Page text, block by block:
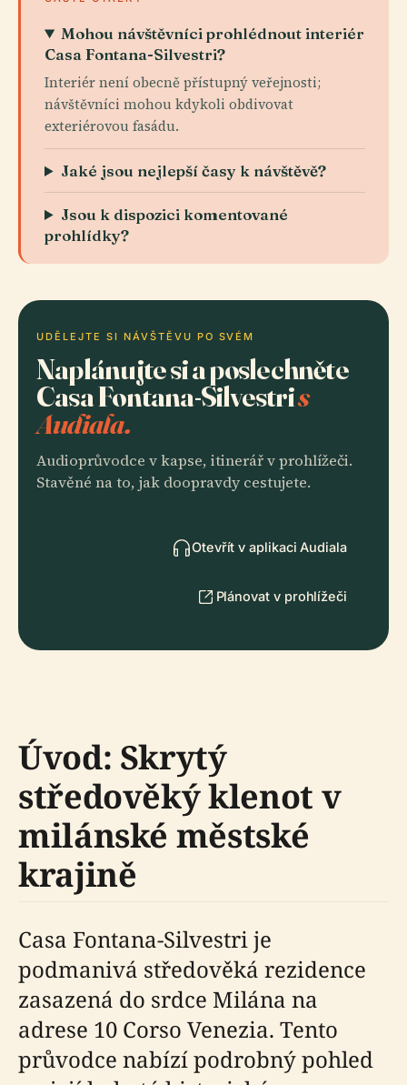
Mohou návštěvníci prohlédnout interiér
Casa Fontana-Silvestri?
Interiér není obecně přístupný veřejnosti;
návštěvníci mohou kdykoli obdivovat
exteriérovou fasádu.
Jaké jsou nejlepší časy k návštěvě?
Jsou k dispozici komentované
prohlídky?
UDĚLEJTE SI NÁVŠTĚVU PO SVÉM
Naplánujte si a poslechněte
Casa Fontana-Silvestris
Audiala.
Audioprůvodce v kapse, itinerář v prohlížeči.
Stavěné na to, jak doopravdy cestujete.
Otevřít v aplikaci Audiala
Plánovat v prohlížeči
Úvod: Skrytý
středověký klenot v
milánské městské
krajině
Casa Fontana-Silvestri je
podmanivá středověká rezidence
zasazená do srdce Milána na
adrese 10 Corso Venezia. Tento
průvodce nabízí podrobný pohled